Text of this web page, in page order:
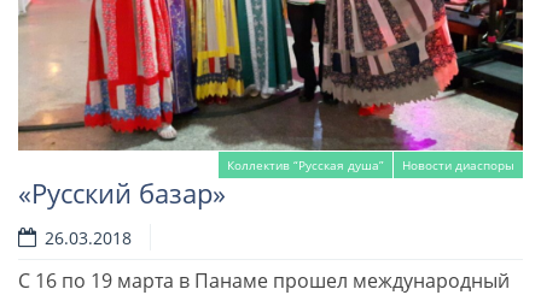
Коллектив “Русская душа” Новости диаспоры
«Русский базар»
26.03.2018
С 16 по 19 марта в Панаме прошел международный